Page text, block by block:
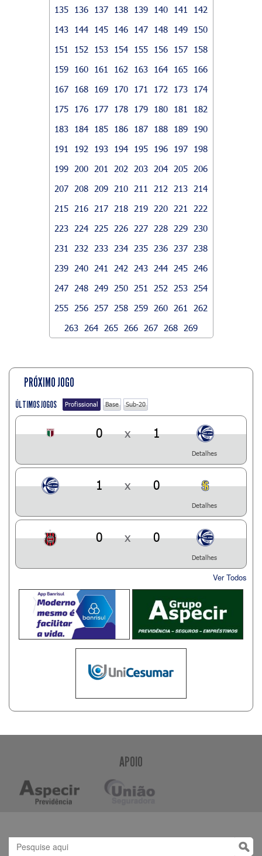
135
136 137 138 139 140 141
142
143
144 145 146 147 148 149
150
151
152 153 154 155 156 157
158
159
160 161 162 163 164 165
166
167
168 169 170 171 172 173
174
175
176 177 178 179 180 181
182
183
184 185 186 187 188 189
190
191
192 193 194 195 196 197
198
199
200 201 202 203 204 205
206
207
208 209 210 211 212 213
214
215
216 217 218 219 220 221
222
223
224 225 226 227 228 229
230
231
232 233 234 235 236 237
238
239
240 241 242 243 244 245
246
247
248 249 250 251 252 253
254
255
256 257 258 259 260 261
262
263
264 265 266 267 268 269
PRÓXIMO JOGO
ÚLTIMOS JOGOS Profissional Base Sub-20
0 x 1
Detalhes
1 x 0
Detalhes
0 x 0
Detalhes
Ver Todos
APOIO